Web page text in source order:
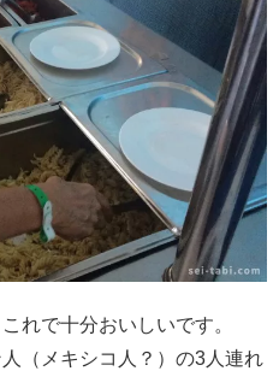
れで十分おいしいです。
（メキシコ人？）の3人連れ